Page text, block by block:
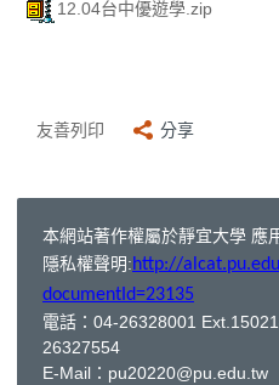
12.04台中優遊學.zip
友善列印 分享
本網站著作權屬於靜宜大學 應
隱私權聲明:http://
documentId=23135
電話：04-26328001
26327554
E-Mail： pu20220@pu.edu.tw